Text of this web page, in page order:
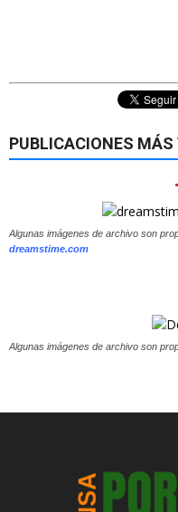
PUBLICACIONES
Algunas imágenes de archivo son
dreamstime.com
Algunas imágenes de archivo son